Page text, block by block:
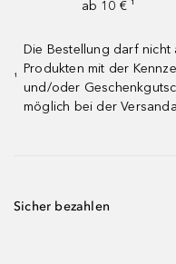
ab 10 € ¹
¹
Die Bestellung darf
Produkten mit der
und/oder
möglich bei der
Sicher bezahlen